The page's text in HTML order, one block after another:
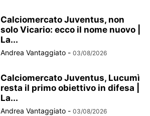
Calciomercato Juventus, non
solo Vicario: ecco il nome nuovo |
La...
Andrea Vantaggiato - 03/08/2026
Calciomercato Juventus, Lucumì
resta il primo obiettivo in difesa |
La...
Andrea Vantaggiato - 03/08/2026